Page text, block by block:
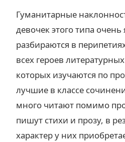
Гуманитарные
девочек этого типа
разбираются в
всех героев
которых изучаются по
лучшие в классе
много читают помимо
пишут стихи и прозу, в
характер у них